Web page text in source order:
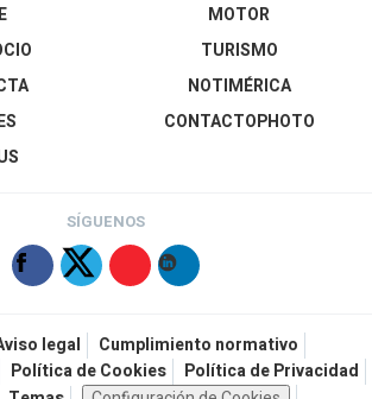
MOTOR
TURISMO
NOTIMÉRICA
CONTACTOPHOTO
SÍGUENOS
legal
Cumplimiento normativo
Política de Cookies
Política de Privacidad